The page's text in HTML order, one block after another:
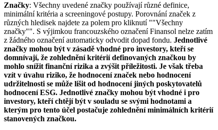
Značky: Všechny uvedené značky používají různé definice,
minimální kritéria a screeningové postupy. Porovnání značek z
různých hledisek najdete za polem pro kliknutí ""Všechny
značky"". S výjimkou francouzského označení Finansol nelze zatím
z žádného označení automaticky odvodit dopad fondu. Jednotlivé
značky mohou být v zásadě vhodné pro investory, kteří se
domnívají, že zohlednění kritérií definovaných značkou by
mohlo snížit finanční rizika a zvýšit příležitosti. Je však třeba
vzít v úvahu riziko, že hodnocení značek nebo hodnocení
udržitelnosti se může lišit od hodnocení jiných poskytovatelů
hodnocení ESG. Jednotlivé značky mohou být vhodné i pro
investory, kteří chtějí být v souladu se svými hodnotami a
kterým pro tento účel postačuje zohlednění minimálních kritérií
stanovených značkou.